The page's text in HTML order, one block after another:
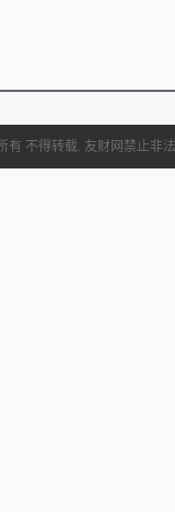
有 不得转载. 友财网禁止非